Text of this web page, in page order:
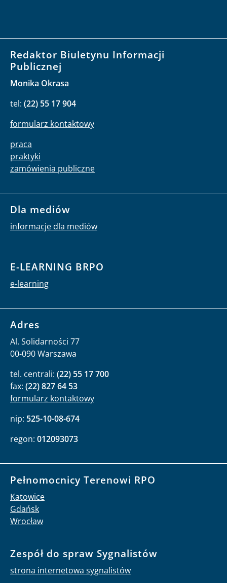
Redaktor Biuletynu Informacji
Publicznej
Monika Okrasa
tel: (22) 55 17 904
formularz kontaktowy
praca
praktyki
zamówienia publiczne
Dla mediów
informacje dla mediów
E-LEARNING BRPO
e-learning
Adres
Al. Solidarności 77
00-090 Warszawa
tel. centrali: (22) 55 17 700
fax: (22) 827 64 53
formularz kontaktowy
nip: 525-10-08-674
regon: 012093073
Pełnomocnicy Terenowi RPO
Katowice
Gdańsk
Wrocław
Zespół do spraw Sygnalistów
strona internetowa sygnalistów